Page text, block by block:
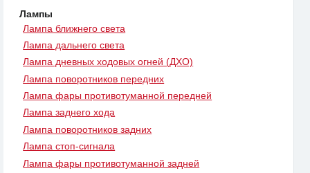
Лампы
Лампа ближнего света
Лампа дальнего света
Лампа дневных ходовых огней (ДХО)
Лампа поворотников передних
Лампа фары противотуманной передней
Лампа заднего хода
Лампа поворотников задних
Лампа стоп-сигнала
Лампа фары противотуманной задней